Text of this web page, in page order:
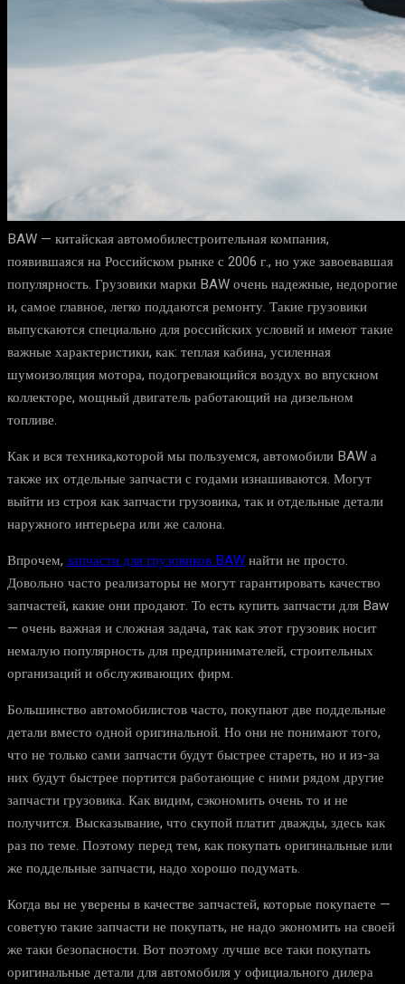
BAW — китайская автомобилестроительная компания,
появившаяся на Российском рынке с 2006 г., но уже завоевавшая
популярность. Грузовики марки BAW очень надежные, недорогие
и, самое главное, легко поддаются ремонту. Такие грузовики
выпускаются специально для российских условий и имеют такие
важные характеристики, как: теплая кабина, усиленная
шумоизоляция мотора, подогревающийся воздух во впускном
коллекторе, мощный двигатель работающий на дизельном
топливе.
Как и вся техника,которой мы пользуемся, автомобили BAW а
также их отдельные запчасти с годами изнашиваются. Могут
выйти из строя как запчасти грузовика, так и отдельные детали
наружного интерьера или же салона.
Впрочем, запчасти для грузовиков BAWнайти не просто.
Довольно часто реализаторы не могут гарантировать качество
запчастей, какие они продают. То есть купить запчасти для Baw
— очень важная и сложная задача, так как этот грузовик носит
немалую популярность для предпринимателей, строительных
организаций и обслуживающих фирм.
Большинство автомобилистов часто, покупают две поддельные
детали вместо одной оригинальной. Но они не понимают того,
что не только сами запчасти будут быстрее стареть, но и из-за
них будут быстрее портится работающие с ними рядом другие
запчасти грузовика. Как видим, сэкономить очень то и не
получится. Высказывание, что скупой платит дважды, здесь как
раз по теме. Поэтому перед тем, как покупать оригинальные или
же поддельные запчасти, надо хорошо подумать.
Когда вы не уверены в качестве запчастей, которые покупаете —
советую такие запчасти не покупать, не надо экономить на своей
же таки безопасности. Вот поэтому лучше все таки покупать
оригинальные детали для автомобиля у официального дилера